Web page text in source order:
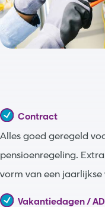
Contract
Alles goed geregeld
pensioenregeling.
vorm van een jaarlijkse
Vakantiedagen /